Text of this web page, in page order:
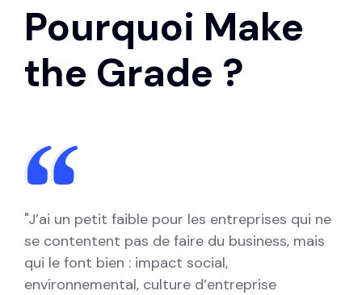
Pourquoi Make
the Grade ?
"J’ai un petit faible pour les entreprises qui ne
se contentent pas de faire du business, mais
qui le font bien : impact social,
environnemental, culture d’entreprise